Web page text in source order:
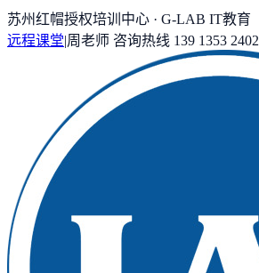
苏州红帽授权培训中心 · G-LAB IT教育
远程课堂|周老师 咨询热线 139 1353 2402